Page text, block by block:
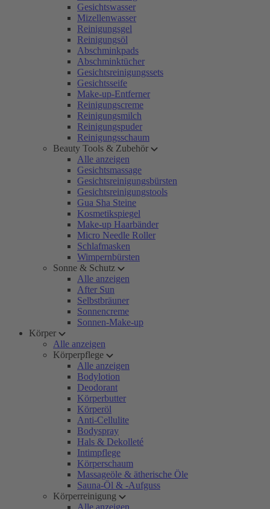
Gesichtswasser
Mizellenwasser
Reinigungsgel
Reinigungsöl
Abschminkpads
Abschminktücher
Gesichtsreinigungssets
Gesichtsseife
Make-up-Entferner
Reinigungscreme
Reinigungsmilch
Reinigungspuder
Reinigungsschaum
Beauty Tools & Zubehör
Alle anzeigen
Gesichtsmassage
Gesichtsreinigungsbürsten
Gesichtsreinigungstools
Gua Sha Steine
Kosmetikspiegel
Make-up Haarbänder
Micro Needle Roller
Schlafmasken
Wimpernbürsten
Sonne & Schutz
Alle anzeigen
After Sun
Selbstbräuner
Sonnencreme
Sonnen-Make-up
Körper
Alle anzeigen
Körperpflege
Alle anzeigen
Bodylotion
Deodorant
Körperbutter
Körperöl
Anti-Cellulite
Bodyspray
Hals & Dekolleté
Intimpflege
Körperschaum
Massageöle & ätherische Öle
Sauna-Öl & -Aufguss
Körperreinigung
Alle anzeigen